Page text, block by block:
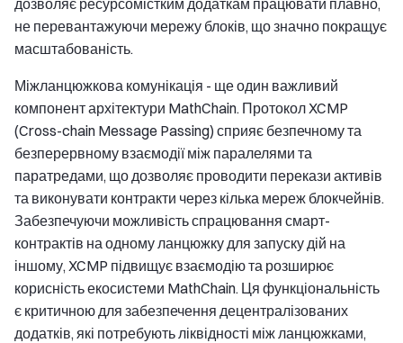
дозволяє ресурсомістким додаткам працювати плавно,
не перевантажуючи мережу блоків, що значно покращує
масштабованість.
Міжланцюжкова комунікація - ще один важливий
компонент архітектури MathChain. Протокол XCMP
(Cross-chain Message Passing) сприяє безпечному та
безперервному взаємодії між паралелями та
паратредами, що дозволяє проводити перекази активів
та виконувати контракти через кілька мереж блокчейнів.
Забезпечуючи можливість спрацювання смарт-
контрактів на одному ланцюжку для запуску дій на
іншому, XCMP підвищує взаємодію та розширює
корисність екосистеми MathChain. Ця функціональність
є критичною для забезпечення децентралізованих
додатків, які потребують ліквідності між ланцюжками,